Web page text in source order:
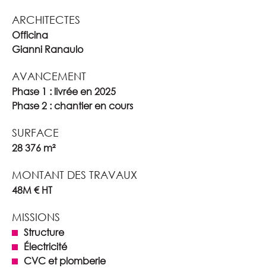
ARCHITECTES
Officina
Gianni Ranaulo
AVANCEMENT
Phase 1 : livrée en 2025
Phase 2 : chantier en cours
SURFACE
28 376 m²
MONTANT DES TRAVAUX
48M € HT
MISSIONS
Structure
Électricité
CVC et plomberie